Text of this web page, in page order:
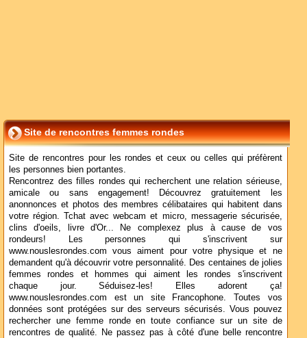
Site de rencontres femmes rondes
Site de rencontres pour les rondes et ceux ou celles qui préfèrent
les personnes bien portantes.
Rencontrez des filles rondes qui recherchent une relation sérieuse,
amicale ou sans engagement! Découvrez gratuitement les
anonnonces et photos des membres célibataires qui habitent dans
votre région. Tchat avec webcam et micro, messagerie sécurisée,
clins d'oeils, livre d'Or... Ne complexez plus à cause de vos
rondeurs! Les personnes qui s'inscrivent sur
www.nouslesrondes.com vous aiment pour votre physique et ne
demandent qu'à découvrir votre personnalité. Des centaines de jolies
femmes rondes et hommes qui aiment les rondes s'inscrivent
chaque jour. Séduisez-les! Elles adorent ça!
www.nouslesrondes.com est un site Francophone. Toutes vos
données sont protégées sur des serveurs sécurisés. Vous pouvez
rechercher une femme ronde en toute confiance sur un site de
rencontres de qualité. Ne passez pas à côté d'une belle rencontre